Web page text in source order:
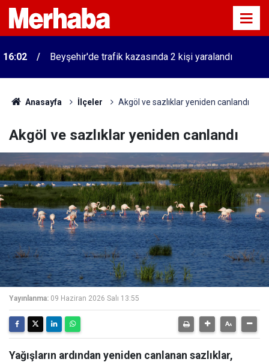
16:02 Beyşehir'de trafik kazasında 2 kişi yaralandı
Anasayfa İlçeler Akgöl ve sazlıklar yeniden canlandı
Akgöl ve sazlıklar yeniden canlandı
Yayınlanma: 09 Haziran 2026 Salı 13:55
Yağışların ardından yeniden canlanan sazlıklar,